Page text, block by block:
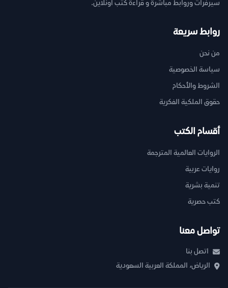
سيرفرات وروابط مباشرة و قراءة كتب اونلاين.
روابط سريعة
من نحن
سياسة الخصوصية
الشروط والأحكام
حقوق الملكية الفكرية
أقسام الكتب
الروايات العالمية المترجمة
روايات عربية
تنمية بشرية
كتب حصرية
تواصل معنا
اتصل بنا
الرياض، المملكة العربية السعودية